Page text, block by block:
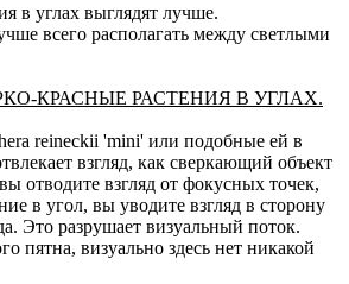
в углах выглядят лучше.
всего располагать между светлыми
КРАСНЫЕ РАСТЕНИЯ В УГЛАХ.
reineckii 'mini' или подобные ей в
взгляд, как сверкающий объект
отводите взгляд от фокусных точек,
в угол, вы уводите взгляд в сторону
Это разрушает визуальный поток.
пятна, визуально здесь нет никакой